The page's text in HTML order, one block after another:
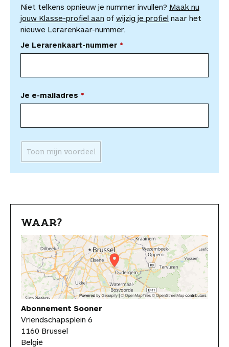
Niet telkens opnieuw je nummer invullen? Maak nu
jouw Klasse-profiel aan of wijzig je profiel naar het
nieuwe Lerarenkaar-nummer.
Je Lerarenkaart-nummer
Je e-mailadres
Toon mijn voordeel
WAAR?
Abonnement Sooner
Vriendschapsplein 6
1160 Brussel
België